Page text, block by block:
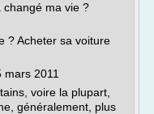
changé ma vie ?
? Acheter sa voiture
2011
voire la plupart,
généralement, plus